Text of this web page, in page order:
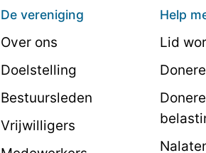
De vereniging
Over ons
Doelstelling
Bestuursleden
Vrijwilligers
Help
Lid